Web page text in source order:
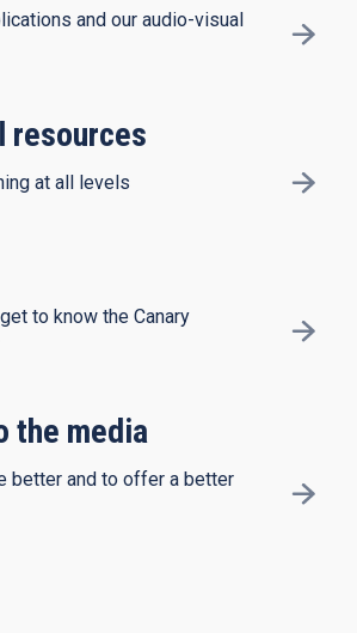
and our audio-visual
resources
at all levels
to know the Canary
the media
better and to offer a better